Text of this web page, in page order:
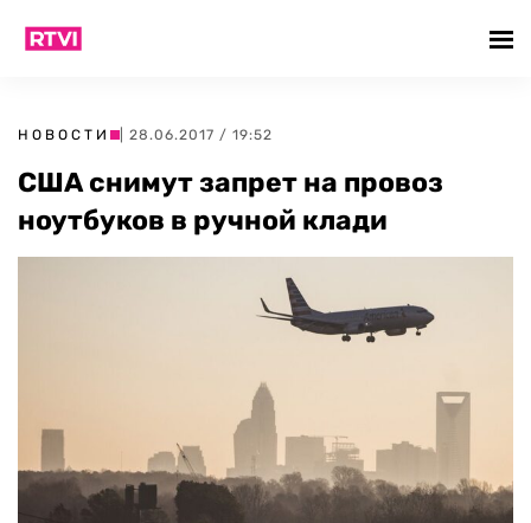
НОВОСТИ | 28.06.2017 / 19:52
США снимут запрет на провоз
ноутбуков в ручной клади